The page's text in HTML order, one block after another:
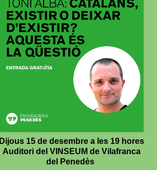
Dijous 15 de desembre a les 19 hores
Auditori del VINSEUM de Vilafranca
del Penedès